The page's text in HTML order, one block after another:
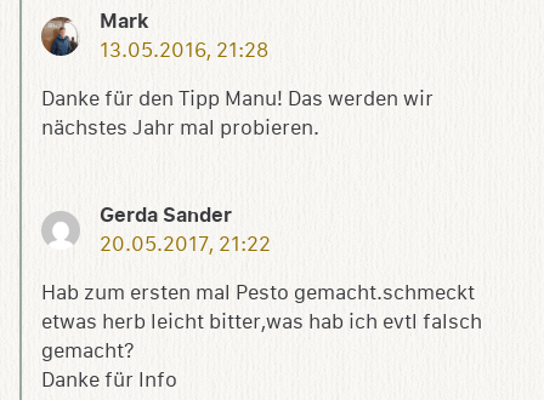
Mark
13.05.2016, 21:28
Danke für den Tipp Manu! Das werden wir
nächstes Jahr mal probieren.
Gerda Sander
20.05.2017, 21:22
Hab zum ersten mal Pesto gemacht.schmeckt
etwas herb leicht bitter,was hab ich evtl falsch
gemacht?
Danke für Info